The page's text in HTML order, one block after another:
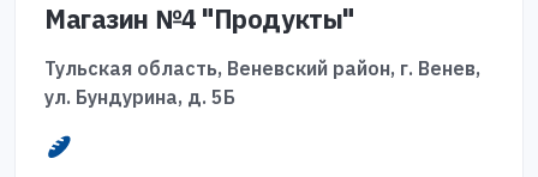
Магазин №4 "Продукты"
Тульская область, Веневский район, г. Венев,
ул. Бундурина, д. 5Б